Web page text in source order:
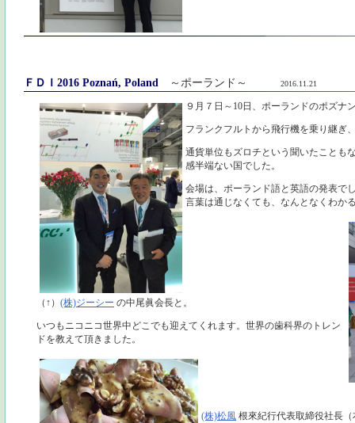
ＦＤＩ2016 Poznań, Poland ～ポーランド～ 2016.11.21
９月７日～10日、ポーランドのポズナ
フランクフルトから飛行機を乗り継ぎ
通貨単位もズロチという聞いたことも
感半端ない国でした。
会場は、ポーランド語と英語の発表で
言葉は通じなくても、なんとなくわか
（↑） (株)ジーシー の中尾眞会長と。
いつもニコニコ世界中どこでも迎えてくれます。世界の歯科界のトレン
ドを教えて頂きました。
(株)松風 根來紀行代表取締役社長